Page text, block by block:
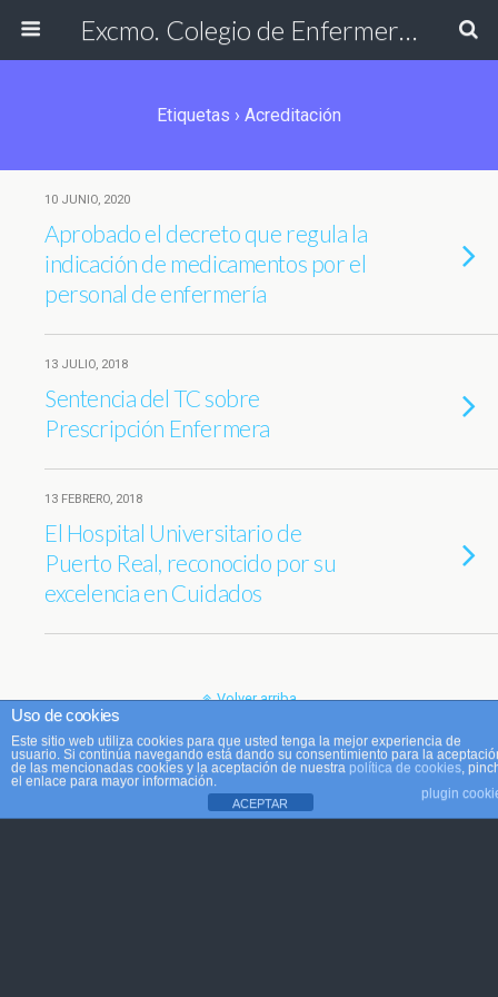
Excmo. Colegio de Enfermería de Cádiz
Etiquetas › Acreditación
10 JUNIO, 2020
Aprobado el decreto que regula la
indicación de medicamentos por el
personal de enfermería
13 JULIO, 2018
Sentencia del TC sobre
Prescripción Enfermera
13 FEBRERO, 2018
El Hospital Universitario de
Puerto Real, reconocido por su
excelencia en Cuidados
Volver arriba
Móvil Escritorio
Uso de cookies
Este sitio web utiliza cookies para que usted tenga la mejor experiencia de
usuario. Si continúa navegando está dando su consentimiento para la
de las mencionadas cookies y la aceptación de nuestra política de cookies,
el enlace para mayor información.
plugin
ACEPTAR